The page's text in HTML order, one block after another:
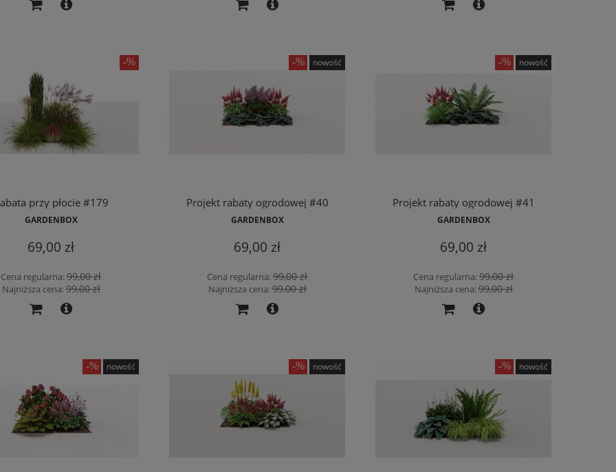
przy płocie #179
GARDENBOX
69,00 zł
Cena regularna:99,00 zł
Najniższa cena:99,00 zł
Projekt rabaty ogrodowej #40
GARDENBOX
69,00 zł
Cena regularna:99,00 zł
Najniższa cena:99,00 zł
nowość
Projekt rabaty ogrodowej #41
GARDENBOX
69,00 zł
Cena regularna:99,00 zł
Najniższa cena:99,00 zł
nowość
nowość nowość nowość